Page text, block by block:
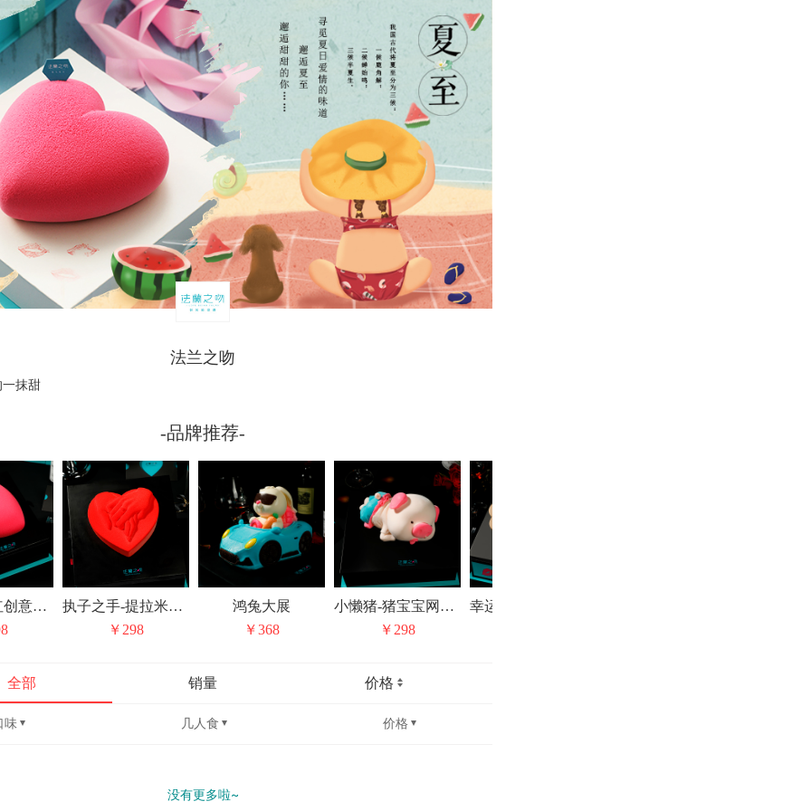
法兰之吻
抹甜
-品牌推荐-
小粉红-网红创意巧克力草莓心形生日蛋糕
执子之手-提拉米苏情人节纪念日生日蛋糕
￥298
鸿兔大展
￥368
小懒猪-猪宝宝网红创意生日蛋糕
￥298
全部 销量 价格
味 几人食 价格
没有更多啦~